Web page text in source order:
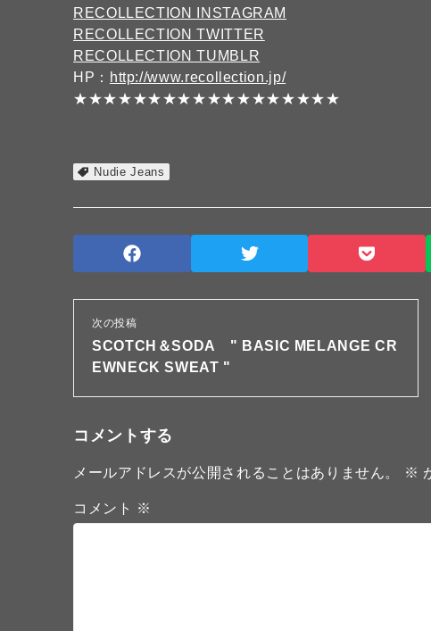
RECOLLECTION INSTAGRAM
RECOLLECTION TWITTER
RECOLLECTION TUMBLR
HP： http://www.recollection.jp/
★★★★★★★★★★★★★★★★★★
Nudie Jeans
次の投稿
SCOTCH＆SODA " BASIC MELANGE CR
EWNECK SWEAT "
コメントする
メールアドレスが公開されることはありません。 ※
コメント ※